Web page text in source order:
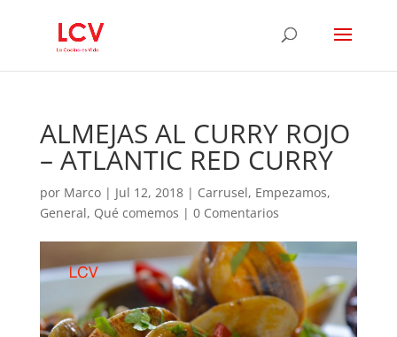
ALMEJAS AL CURRY ROJO
– ATLANTIC RED CURRY
por Marco| Jul 12, 2018| Carrusel, Empezamos,
General, Qué comemos | 0 Comentarios